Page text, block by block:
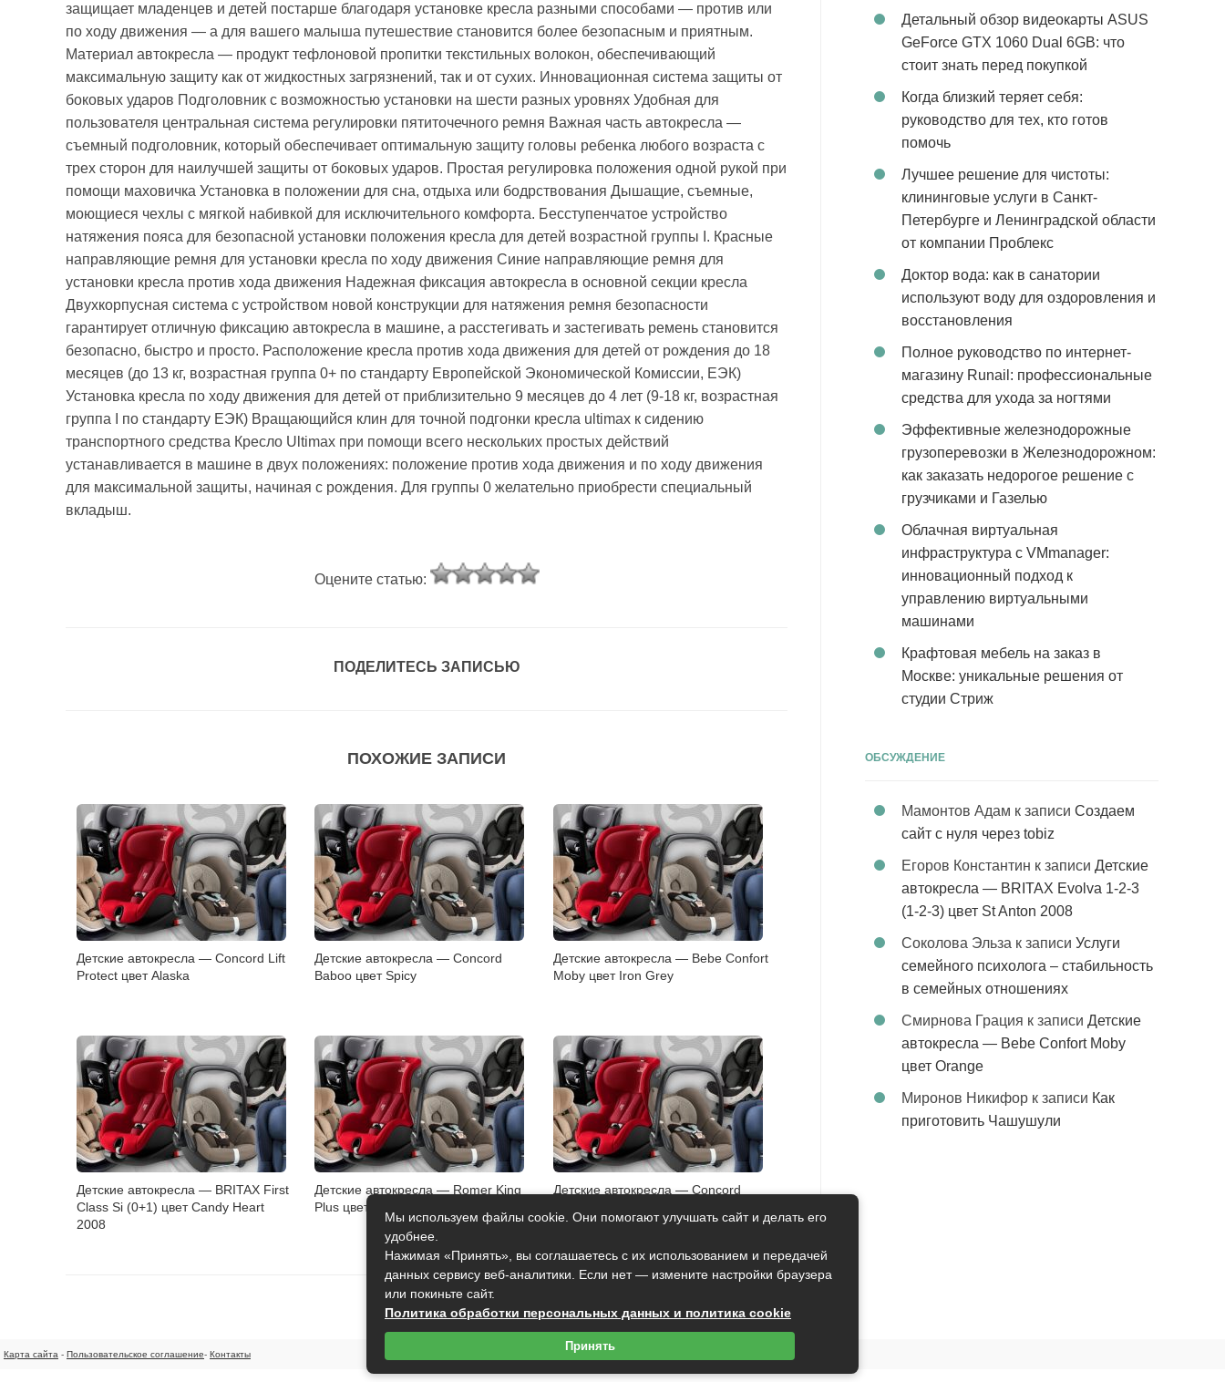
защищает младенцев и детей постарше благодаря установке кресла разными способами — против или
по ходу движения — а для вашего малыша путешествие становится более безопасным и приятным.
Материал автокресла — продукт тефлоновой пропитки текстильных волокон, обеспечивающий
максимальную защиту как от жидкостных загрязнений, так и от сухих. Инновационная система защиты от
боковых ударов Подголовник с возможностью установки на шести разных уровнях Удобная для
пользователя центральная система регулировки пятиточечного ремня Важная часть автокресла —
съемный подголовник, который обеспечивает оптимальную защиту головы ребенка любого возраста с
трех сторон для наилучшей защиты от боковых ударов. Простая регулировка положения одной рукой при
помощи маховичка Установка в положении для сна, отдыха или бодрствования Дышащие, съемные,
моющиеся чехлы с мягкой набивкой для исключительного комфорта. Бесступенчатое устройство
натяжения пояса для безопасной установки положения кресла для детей возрастной группы I. Красные
направляющие ремня для установки кресла по ходу движения Синие направляющие ремня для
установки кресла против хода движения Надежная фиксация автокресла в основной секции кресла
Двухкорпусная система с устройством новой конструкции для натяжения ремня безопасности
гарантирует отличную фиксацию автокресла в машине, а расстегивать и застегивать ремень становится
безопасно, быстро и просто. Расположение кресла против хода движения для детей от рождения до 18
месяцев (до 13 кг, возрастная группа 0+ по стандарту Европейской Экономической Комиссии, ЕЭК)
Установка кресла по ходу движения для детей от приблизительно 9 месяцев до 4 лет (9-18 кг, возрастная
группа I по стандарту ЕЭК) Вращающийся клин для точной подгонки кресла ultimax к сидению
транспортного средства Кресло Ultimax при помощи всего нескольких простых действий
устанавливается в машине в двух положениях: положение против хода движения и по ходу движения
для максимальной защиты, начиная с рождения. Для группы 0 желательно приобрести специальный
вкладыш.
Оцените статью:
ПОДЕЛИТЕСЬ ЗАПИСЬЮ
ПОХОЖИЕ ЗАПИСИ
Детские автокресла — Concord Lift
Protect цвет Alaska
Детские автокресла — Concord
Baboo цвет Spicy
Детские автокресла — Bebe Confort
Moby цвет Iron Grey
Детские автокресла — BRITAX First
Class Si (0+1) цвет Candy Heart
2008
Детские автокресла — Romer King
Plus цвет Ellen Trendline
Детские автокресла — Concord
Детальный обзор видеокарты ASUS
GeForce GTX 1060 Dual 6GB: что
стоит знать перед покупкой
Когда близкий теряет себя:
руководство для тех, кто готов
помочь
Лучшее решение для чистоты:
клининговые услуги в Санкт-
Петербурге и Ленинградской области
от компании Проблекс
Доктор вода: как в санатории
используют воду для оздоровления и
восстановления
Полное руководство по интернет-
магазину Runail: профессиональные
средства для ухода за ногтями
Эффективные железнодорожные
грузоперевозки в Железнодорожном:
как заказать недорогое решение с
грузчиками и Газелью
Облачная виртуальная
инфраструктура с VMmanager:
инновационный подход к
управлению виртуальными
машинами
Крафтовая мебель на заказ в
Москве: уникальные решения от
студии Стриж
ОБСУЖДЕНИЕ
Мамонтов Адам к записи Создаем
сайт с нуля через tobiz
Егоров Константин к записи Детские
автокресла — BRITAX Evolva 1-2-3
(1-2-3) цвет St Anton 2008
Соколова Эльза к записи Услуги
семейного психолога – стабильность
в семейных отношениях
Смирнова Грация к записи Детские
автокресла — Bebe Confort Moby
цвет Orange
Миронов Никифор к записи Как
приготовить Чашушули
Карта сайта - Пользовательское соглашение- Контакты
Мы используем файлы cookie. Они помогают улучшать сайт и делать его
удобнее.
Нажимая «Принять», вы соглашаетесь с их использованием и передачей
данных сервису веб-аналитики. Если нет — измените настройки браузера
или покиньте сайт.
Политика обработки персональных данных и политика cookie
Принять